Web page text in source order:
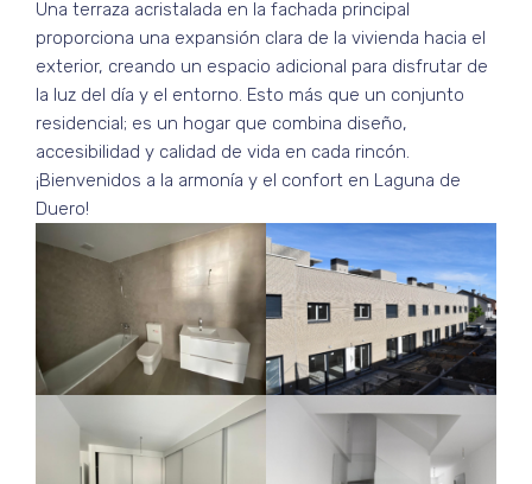
Una terraza acristalada en la fachada principal
proporciona una expansión clara de la vivienda hacia el
exterior, creando un espacio adicional para disfrutar de
la luz del día y el entorno. Esto más que un conjunto
residencial; es un hogar que combina diseño,
accesibilidad y calidad de vida en cada rincón.
¡Bienvenidos a la armonía y el confort en Laguna de
Duero!